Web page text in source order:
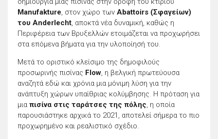
Manufakture, στον χώρο των Abattoirs (Σφαγείων)
του Anderlecht, αποκτά νέα δυναμική, καθώς η
Περιφέρεια των Βρυξελλών ετοιμάζεται να προχωρήσει
στα επόμενα βήματα για την υλοποίησή του.
Μετά το οριστικό κλείσιμο της δημοφιλούς
προσωρινής πισίνας Flow, η βελγική πρωτεύουσα
αναζητά εδώ και χρόνια μια μόνιμη λύση για την
ανάπτυξη χώρων υπαίθριας κολύμβησης. Η πρόταση για
μια πισίνα στις ταράτσες της πόλης, η οποία
παρουσιάστηκε αρχικά το 2021, αποτελεί σήμερα το πιο
προχωρημένο και ρεαλιστικό σχέδιο.